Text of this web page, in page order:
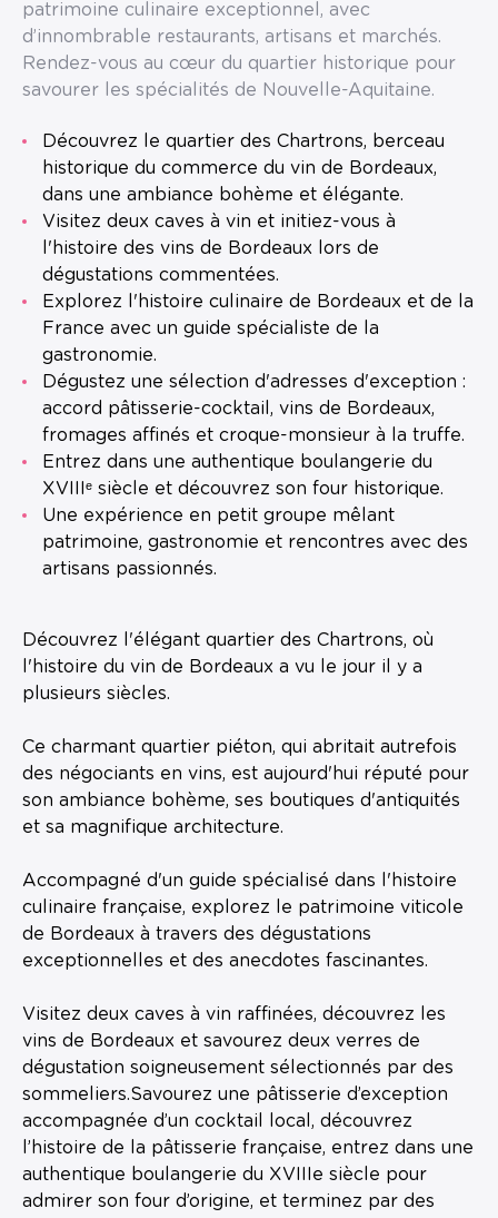
patrimoine culinaire exceptionnel, avec
d’innombrable restaurants, artisans et marchés.
Rendez-vous au cœur du quartier historique pour
savourer les spécialités de Nouvelle-Aquitaine.
Découvrez le quartier des Chartrons, berceau
historique du commerce du vin de Bordeaux,
dans une ambiance bohème et élégante.
Visitez deux caves à vin et initiez-vous à
l'histoire des vins de Bordeaux lors de
dégustations commentées.
Explorez l'histoire culinaire de Bordeaux et de la
France avec un guide spécialiste de la
gastronomie.
Dégustez une sélection d'adresses d'exception :
accord pâtisserie-cocktail, vins de Bordeaux,
fromages affinés et croque-monsieur à la truffe.
Entrez dans une authentique boulangerie du
XVIIIᵉ siècle et découvrez son four historique.
Une expérience en petit groupe mêlant
patrimoine, gastronomie et rencontres avec des
artisans passionnés.
Découvrez l'élégant quartier des Chartrons, où
l'histoire du vin de Bordeaux a vu le jour il y a
plusieurs siècles.
Ce charmant quartier piéton, qui abritait autrefois
des négociants en vins, est aujourd'hui réputé pour
son ambiance bohème, ses boutiques d'antiquités
et sa magnifique architecture.
Accompagné d'un guide spécialisé dans l'histoire
culinaire française, explorez le patrimoine viticole
de Bordeaux à travers des dégustations
exceptionnelles et des anecdotes fascinantes.
Visitez deux caves à vin raffinées, découvrez les
vins de Bordeaux et savourez deux verres de
dégustation soigneusement sélectionnés par des
sommeliers.Savourez une pâtisserie d’exception
accompagnée d’un cocktail local, découvrez
l’histoire de la pâtisserie française, entrez dans une
authentique boulangerie du XVIIIe siècle pour
admirer son four d’origine, et terminez par des